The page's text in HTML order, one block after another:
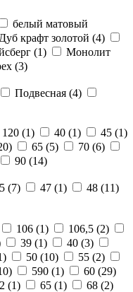
белый матовый
Дуб крафт золотой (4)
(1)
Монолит
(3)
Подвесная (4)
120 (1) 40 (1) 45 (1)
) 65 (5) 70 (6)
90 (14)
(7) 47 (1) 48 (11)
106 (1) 106,5 (2)
39 (1) 40 (3)
) 50 (10) 55 (2)
) 590 (1) 60 (29)
(1) 65 (1) 68 (2)